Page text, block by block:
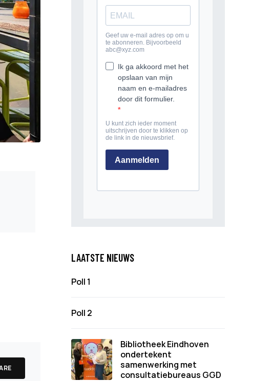
LAATSTE NIEUWS
Poll 1
Poll 2
Bibliotheek Eindhoven
ondertekent
samenwerking met
consultatiebureaus GGD